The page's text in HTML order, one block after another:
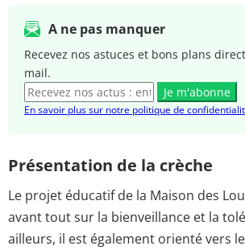
A ne pas manquer
Recevez nos astuces et bons plans
mail.
Je m'abonne
En savoir plus sur notre politique de
Présentation de la crèche
Le projet éducatif de la Maison des
avant tout sur la bienveillance et la
ailleurs, il est également orienté vers